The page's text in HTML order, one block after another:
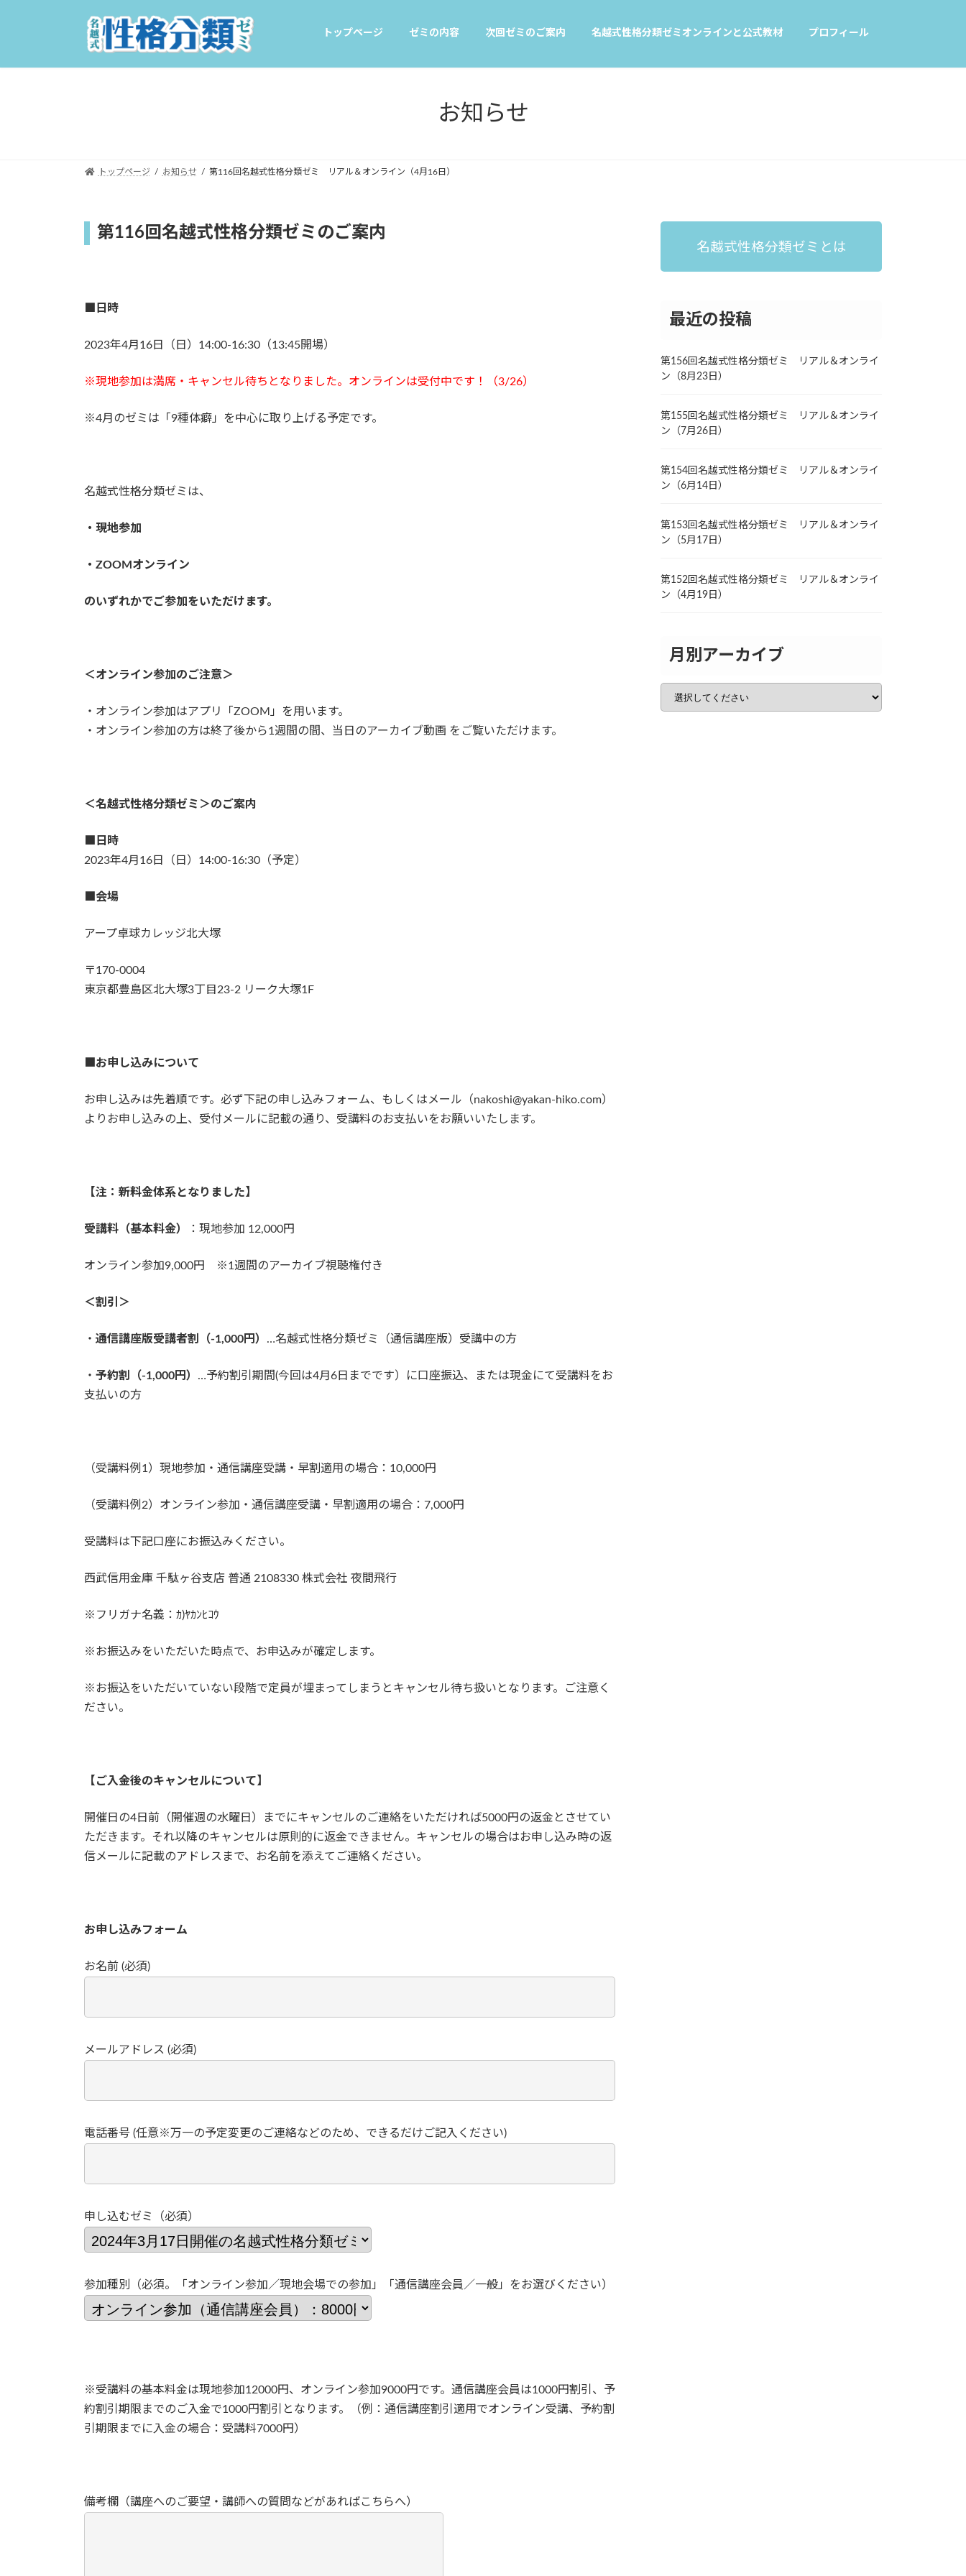
トップページ ゼミの内容 次回ゼミのご案内 名越式性格分類ゼミオンラインと公式教材 プロフィール
お知らせ
トップページ お知らせ 第116回名越式性格分類ゼミ リアル＆オンライン（4月16日）
第116回名越式性格分類ゼミのご案内
■日時
2023年4月16日（日）14:00-16:30（13:45開場）
※現地参加は満席・キャンセル待ちとなりました。オンラインは受付中です！（3/26）
※4月のゼミは「9種体癖」を中心に取り上げる予定です。
名越式性格分類ゼミは、
・現地参加
・ZOOMオンライン
のいずれかでご参加をいただけます。
＜オンライン参加のご注意＞
・オンライン参加はアプリ「ZOOM」を用います。
・オンライン参加の方は終了後から1週間の間、当日のアーカイブ動画 をご覧いただけます。
＜名越式性格分類ゼミ＞のご案内
■日時
2023年4月16日（日）14:00-16:30（予定）
■会場
アープ卓球カレッジ北大塚
〒170-0004
東京都豊島区北大塚3丁目23-2 リーク大塚1F
■お申し込みについて
お申し込みは先着順です。必ず下記の申し込みフォーム、もしくはメール（nakoshi@yakan-hiko.com）
よりお申し込みの上、受付メールに記載の通り、受講料のお支払いをお願いいたします。
【注：新料金体系となりました】
受講料（基本料金） ：現地参加 12,000円
オンライン参加9,000円 ※1週間のアーカイブ視聴権付き
＜割引＞
・ 通信講座版受講者割（-1,000円） …名越式性格分類ゼミ（通信講座版）受講中の方
・ 予約割（-1,000円） …予約割引期間(今回は4月6日までです）に口座振込、または現金にて受講料をお
支払いの方
（受講料例1）現地参加・通信講座受講・早割適用の場合：10,000円
（受講料例2）オンライン参加・通信講座受講・早割適用の場合：7,000円
受講料は下記口座にお振込みください。
西武信用金庫 千駄ヶ谷支店 普通 2108330 株式会社 夜間飛行
※フリガナ名義：ｶ)ﾔｶﾝﾋｺｳ
※お振込みをいただいた時点で、お申込みが確定します。
※お振込をいただいていない段階で定員が埋まってしまうとキャンセル待ち扱いとなります。ご注意く
ださい。
【ご入金後のキャンセルについて】
開催日の4日前（開催週の水曜日）までにキャンセルのご連絡をいただければ5000円の返金とさせてい
ただきます。それ以降のキャンセルは原則的に返金できません。キャンセルの場合はお申し込み時の返
信メールに記載のアドレスまで、お名前を添えてご連絡ください。
お申し込みフォーム
お名前 (必須)
メールアドレス (必須)
電話番号 (任意※万一の予定変更のご連絡などのため、できるだけご記入ください)
申し込むゼミ（必須）
参加種別（必須。「オンライン参加／現地会場での参加」「通信講座会員／一般」をお選びください）
※受講料の基本料金は現地参加12000円、オンライン参加9000円です。通信講座会員は1000円割引、予
約割引期限までのご入金で1000円割引となります。（例：通信講座割引適用でオンライン受講、予約割
引期限までに入金の場合：受講料7000円）
備考欄（講座へのご要望・講師への質問などがあればこちらへ）
名越式性格分類ゼミとは
最近の投稿
第156回名越式性格分類ゼミ リアル＆オンライ
ン（8月23日）
第155回名越式性格分類ゼミ リアル＆オンライ
ン（7月26日）
第154回名越式性格分類ゼミ リアル＆オンライ
ン（6月14日）
第153回名越式性格分類ゼミ リアル＆オンライ
ン（5月17日）
第152回名越式性格分類ゼミ リアル＆オンライ
ン（4月19日）
月別アーカイブ